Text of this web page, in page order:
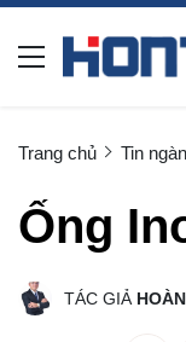
Trang chủ Tin
Ống
TÁC GIẢ